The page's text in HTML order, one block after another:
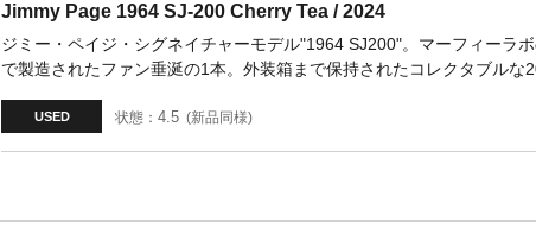
Jimmy Page 1964 SJ-200 Cherry Tea / 2024
ジミー・ペイジ・シグネイチャーモデル"1964 SJ200"。マーフィーラ
で製造されたファン垂涎の1本。外装箱まで保持されたコレクタブルな
USED 状態： 4.5 新品同様